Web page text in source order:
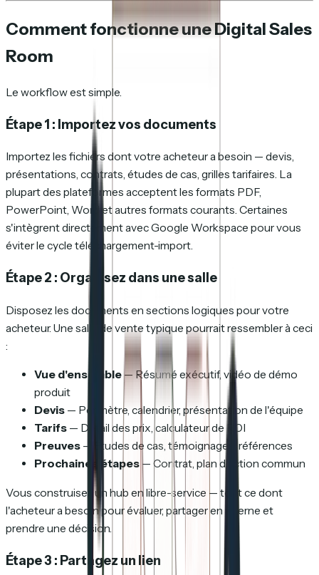
Comment fonctionne une Digital Sales
Room
Le workflow est simple.
Étape 1 : Importez vos documents
Importez les fichiers dont votre acheteur a besoin — devis,
présentations, contrats, études de cas, grilles tarifaires. La
plupart des plateformes acceptent les formats PDF,
PowerPoint, Word et autres formats courants. Certaines
s'intègrent directement avec Google Workspace pour vous
éviter le cycle téléchargement-import.
Étape 2 : Organisez dans une salle
Disposez les documents en sections logiques pour votre
acheteur. Une salle de vente typique pourrait ressembler à ceci
:
Vue d'ensemble — Résumé exécutif, vidéo de démo
produit
Devis — Périmètre, calendrier, présentation de l'équipe
Tarifs — Détail des prix, calculateur de ROI
Preuves — Études de cas, témoignages, références
Prochaines étapes— Contrat, plan d'action commun
Vous construisez un hub en libre-service — tout ce dont
l'acheteur a besoin pour évaluer, partager en interne et
prendre une décision.
Étape 3 : Partagez un lien